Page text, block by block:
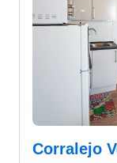
Corralejo